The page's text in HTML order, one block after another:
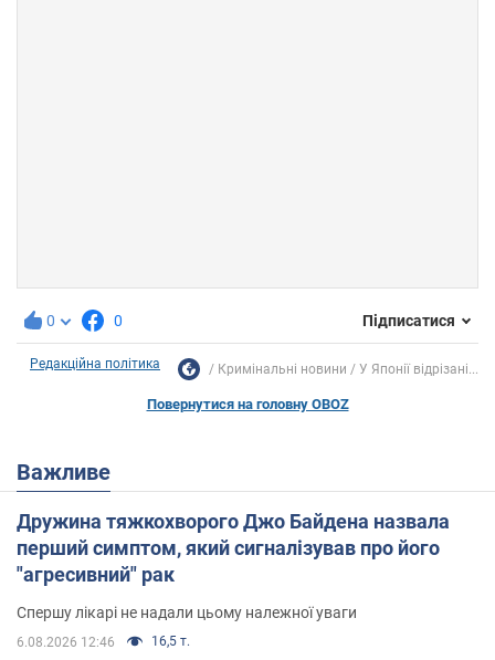
0 0 Підписатися
Редакційна політика Кримінальні новини У Японії відрізані...
Повернутися на головну OBOZ
Важливе
Дружина тяжкохворого Джо Байдена назвала
перший симптом, який сигналізував про його
"агресивний" рак
Спершу лікарі не надали цьому належної уваги
6.08.2026 12:46 16,5 т.